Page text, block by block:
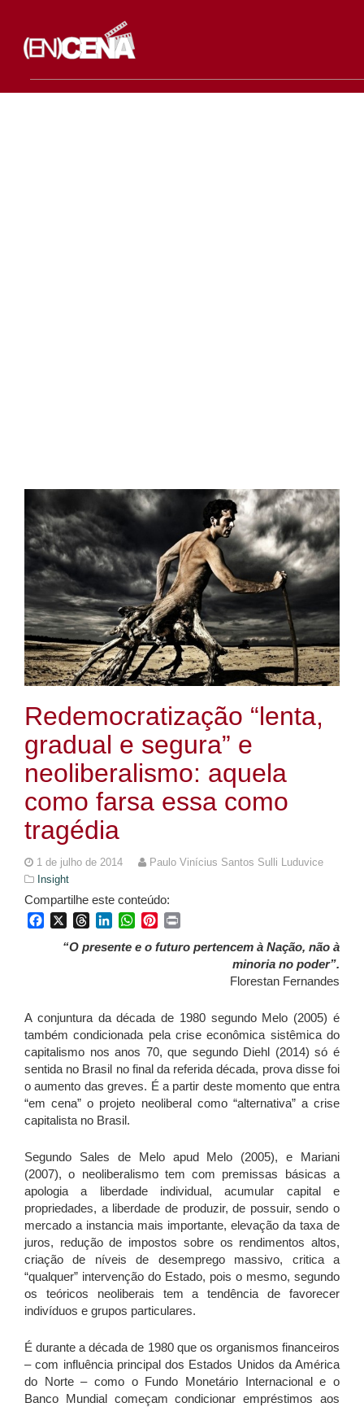
Redemocratização “lenta,
gradual e segura” e
neoliberalismo: aquela
como farsa essa como
tragédia
1 de julho de 2014
Paulo Vinícius Santos Sulli Luduvice
Insight
Compartilhe este conteúdo:
FacebookThreadsLinkedInWhatsApp
Pinterest
“O presente e o futuro pertencem à Nação, não à
minoria no poder”.
Florestan Fernandes
A conjuntura da década de 1980 segundo Melo (2005) é
também condicionada pela crise econômica sistêmica do
capitalismo nos anos 70, que segundo Diehl (2014) só é
sentida no Brasil no final da referida década, prova disse foi
o aumento das greves. É a partir deste momento que entra
“em cena” o projeto neoliberal como “alternativa” a crise
capitalista no Brasil.
Segundo Sales de Melo apud Melo (2005), e Mariani
(2007), o neoliberalismo tem com premissas básicas a
apologia a liberdade individual, acumular capital e
propriedades, a liberdade de produzir, de possuir, sendo o
mercado a instancia mais importante, elevação da taxa de
juros, redução de impostos sobre os rendimentos altos,
criação de níveis de desemprego massivo, critica a
“qualquer” intervenção do Estado, pois o mesmo, segundo
os teóricos neoliberais tem a tendência de favorecer
indivíduos e grupos particulares.
É durante a década de 1980 que os organismos financeiros
– com influência principal dos Estados Unidos da América
do Norte – como o Fundo Monetário Internacional e o
Banco Mundial começam condicionar empréstimos aos